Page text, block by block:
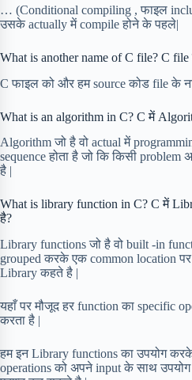
… (Conditional compiling , फाइल
उसके actually में compile होने के पहले|
What is another name of C file? C file
C फाइल को और हम source कोड file के
What is an algorithm in C? C में
Algorithm जो है वो actual में
sequence होता है जो कि किसी problem
है |
What is library function in C? C में
है?
Library functions जो है वो built -in
grouped करके एक common location पर
Library कहते है |
यहाँ पर मौजूद हर function का specific
करता है |
हम इन Library functions का उपयोग
operations को अपने input के साथ